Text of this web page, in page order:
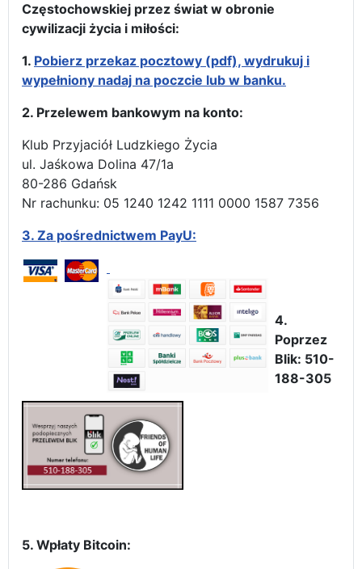
Częstochowskiej przez świat w obronie
cywilizacji życia i miłości:
1. Pobierz przekaz pocztowy (pdf), wydrukuj i
wypełniony nadaj na poczcie lub w banku.
2. Przelewem bankowym na konto:
Klub Przyjaciół Ludzkiego Życia
ul. Jaśkowa Dolina 47/1a
80-286 Gdańsk
Nr rachunku: 05 1240 1242 1111 0000 1587 7356
3. Za pośrednictwem PayU:
4.
Poprzez
Blik: 510-
188-305
5. Wpłaty Bitcoin: